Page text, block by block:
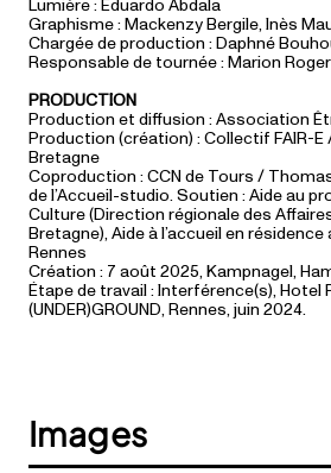
Lumière : Eduardo Abdala
Graphisme : Mackenzy Bergile, Inès
Chargée de production : Daphné
Responsable de tournée : Marion Roger
PRODUCTION
Production et diffusion : Association
Production (création) : Collectif FAIR-E
Bretagne
Coproduction : CCN de Tours /
de l’Accueil-studio. Soutien : Aide au
Culture (Direction régionale des
Bretagne), Aide à l’accueil en
Rennes
Création : 7 août 2025, Kampnagel,
Étape de travail : Interférence(s), Hotel
(UNDER)GROUND, Rennes, juin 2024.
Images